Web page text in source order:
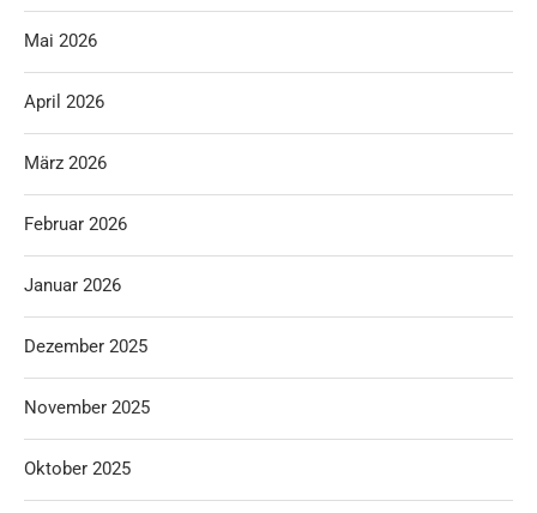
Mai 2026
April 2026
März 2026
Februar 2026
Januar 2026
Dezember 2025
November 2025
Oktober 2025